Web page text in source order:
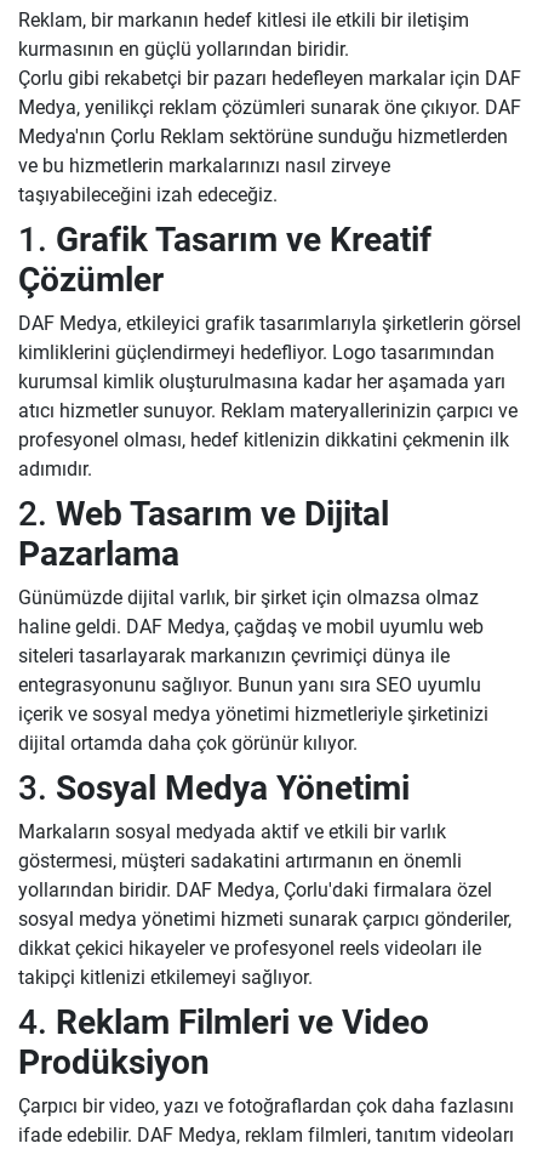
Reklam, bir markanın hedef kitlesi ile etkili bir iletişim
kurmasının en güçlü yollarından biridir.
Çorlu gibi rekabetçi bir pazarı hedefleyen markalar için DAF
Medya, yenilikçi reklam çözümleri sunarak öne çıkıyor. DAF
Medya'nın Çorlu Reklam sektörüne sunduğu hizmetlerden
ve bu hizmetlerin markalarınızı nasıl zirveye
taşıyabileceğini izah edeceğiz.
1. Grafik Tasarım ve Kreatif
Çözümler
DAF Medya, etkileyici grafik tasarımlarıyla şirketlerin görsel
kimliklerini güçlendirmeyi hedefliyor. Logo tasarımından
kurumsal kimlik oluşturulmasına kadar her aşamada yarı
atıcı hizmetler sunuyor. Reklam materyallerinizin çarpıcı ve
profesyonel olması, hedef kitlenizin dikkatini çekmenin ilk
adımıdır.
2. Web Tasarım ve Dijital
Pazarlama
Günümüzde dijital varlık, bir şirket için olmazsa olmaz
haline geldi. DAF Medya, çağdaş ve mobil uyumlu web
siteleri tasarlayarak markanızın çevrimiçi dünya ile
entegrasyonunu sağlıyor. Bunun yanı sıra SEO uyumlu
içerik ve sosyal medya yönetimi hizmetleriyle şirketinizi
dijital ortamda daha çok görünür kılıyor.
3. Sosyal Medya Yönetimi
Markaların sosyal medyada aktif ve etkili bir varlık
göstermesi, müşteri sadakatini artırmanın en önemli
yollarından biridir. DAF Medya, Çorlu'daki firmalara özel
sosyal medya yönetimi hizmeti sunarak çarpıcı gönderiler,
dikkat çekici hikayeler ve profesyonel reels videoları ile
takipçi kitlenizi etkilemeyi sağlıyor.
4. Reklam Filmleri ve Video
Prodüksiyon
Çarpıcı bir video, yazı ve fotoğraflardan çok daha fazlasını
ifade edebilir. DAF Medya, reklam filmleri, tanıtım videoları